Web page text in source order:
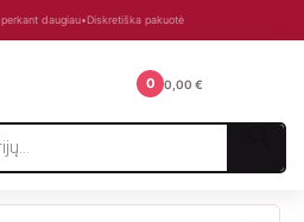
perkant daugiau•Diskretiška pakuotė
0 0,00 €